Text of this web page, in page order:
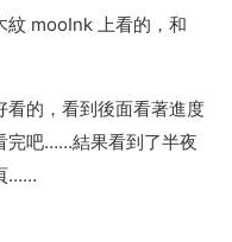
紋 mooInk 上看的，和
看的，看到後面看著進度
完吧……結果看到了半夜
……